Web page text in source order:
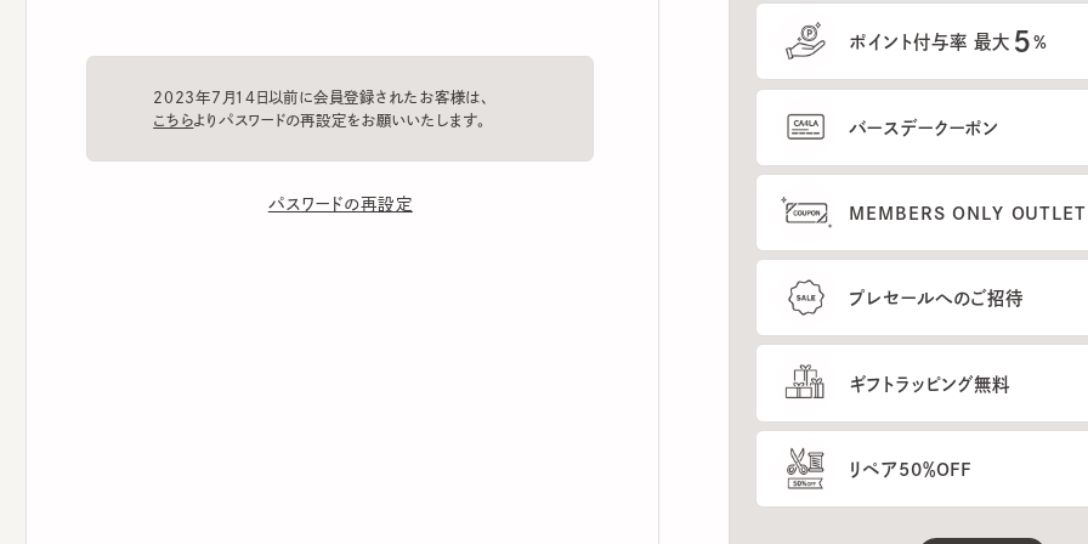
2023年7月14日以前に会員登録されたお客様は、
パスワードの再設定
ポイント付与率 最大 %
バースデークーポン
MEMBERS ONLY OUTLETのご
プレセールへのご招待
ギフトラッピング無料
リペア50％OFF